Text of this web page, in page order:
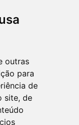
outras
para
de
site, de
em qualquer
Leia mais